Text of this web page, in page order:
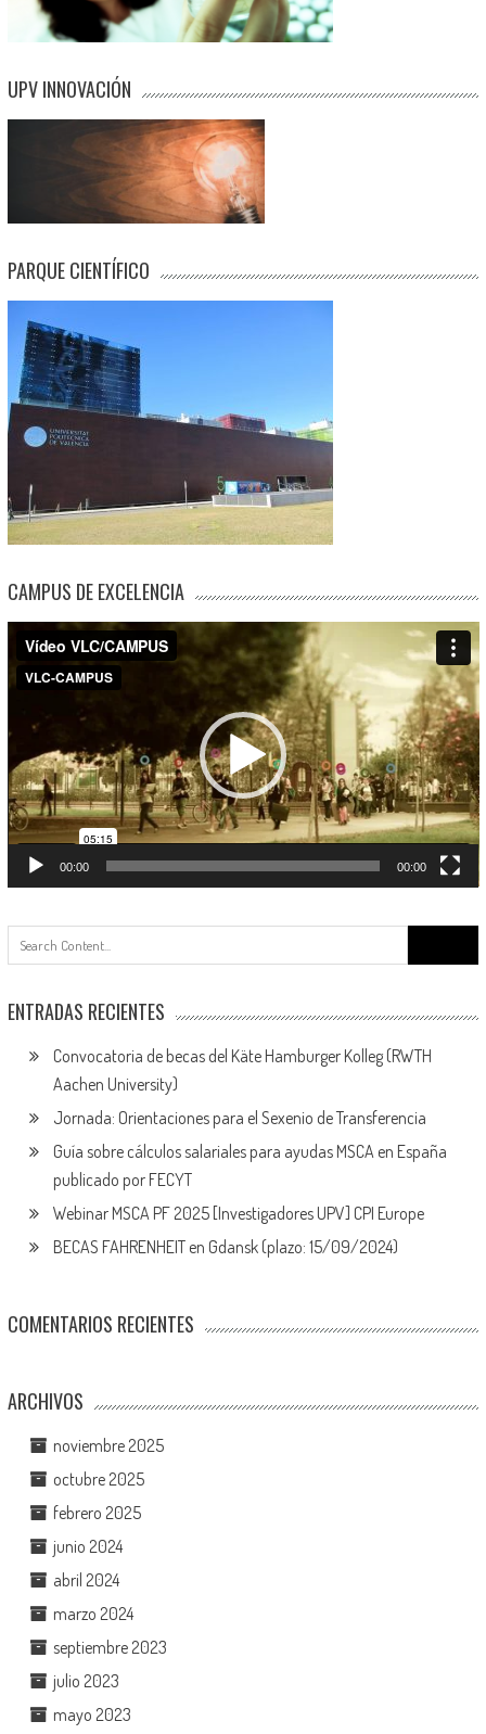
UPV INNOVACIÓN
PARQUE CIENTÍFICO
CAMPUS DE EXCELENCIA
Reproductor
de
vídeo
00:00 00:00
ENTRADAS RECIENTES
Convocatoria de becas del Käte Hamburger Kolleg (RWTH
Aachen University)
Jornada: Orientaciones para el Sexenio de Transferencia
Guía sobre cálculos salariales para ayudas MSCA en España
publicado por FECYT
Webinar MSCA PF 2025 [Investigadores UPV] CPI Europe
BECAS FAHRENHEIT en Gdansk (plazo: 15/09/2024)
COMENTARIOS RECIENTES
ARCHIVOS
noviembre 2025
octubre 2025
febrero 2025
junio 2024
abril 2024
marzo 2024
septiembre 2023
julio 2023
mayo 2023